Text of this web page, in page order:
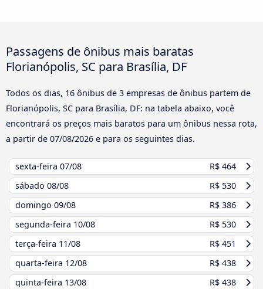
Passagens de ônibus mais baratas
Florianópolis, SC para Brasília, DF
Todos os dias, 16 ônibus de 3 empresas de ônibus partem de
Florianópolis, SC para Brasília, DF: na tabela abaixo, você
encontrará os preços mais baratos para um ônibus nessa rota,
a partir de 07/08/2026 e para os seguintes dias.
sexta-feira 07/08
R$ 464
sábado 08/08
R$ 530
domingo 09/08
R$ 386
segunda-feira 10/08
R$ 530
terça-feira 11/08
R$ 451
quarta-feira 12/08
R$ 438
quinta-feira 13/08 R$ 438